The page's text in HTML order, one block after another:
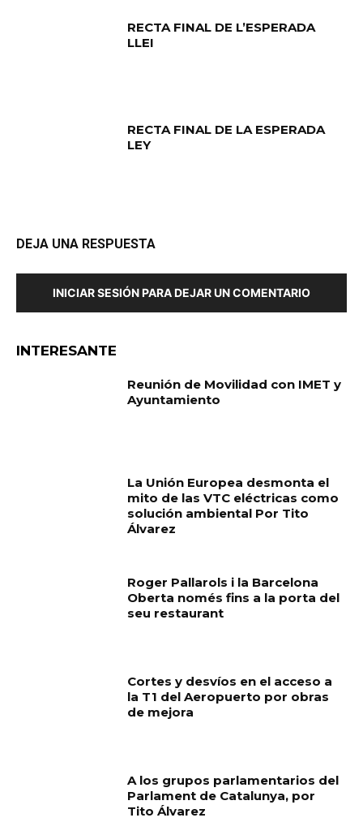
RECTA FINAL DE L’ESPERADA
LLEI
RECTA FINAL DE LA ESPERADA
LEY
DEJA UNA RESPUESTA
INICIAR SESIÓN PARA DEJAR UN COMENTARIO
INTERESANTE
Reunión de Movilidad con IMET y
Ayuntamiento
La Unión Europea desmonta el
mito de las VTC eléctricas como
solución ambiental Por Tito
Álvarez
Roger Pallarols i la Barcelona
Oberta només fins a la porta del
seu restaurant
Cortes y desvíos en el acceso a
la T1 del Aeropuerto por obras
de mejora
A los grupos parlamentarios del
Parlament de Catalunya, por
Tito Álvarez